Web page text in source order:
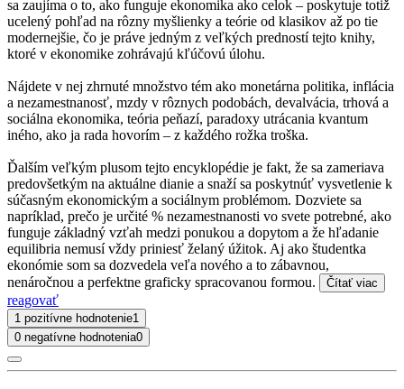
sa zaujíma o to, ako funguje ekonomika ako celok – poskytuje totiž
ucelený pohľad na rôzny myšlienky a teórie od klasikov až po tie
modernejšie, čo je práve jedným z veľkých predností tejto knihy,
ktoré v ekonomike zohrávajú kľúčovú úlohu.
Nájdete v nej zhrnuté množstvo tém ako monetárna politika, inflácia
a nezamestnanosť, mzdy v rôznych podobách, devalvácia, trhová a
sociálna ekonomika, teória peňazí, paradoxy utrácania kvantum
iného, ako ja rada hovorím – z každého rožka troška.
Ďalším veľkým plusom tejto encyklopédie je fakt, že sa zameriava
predovšetkým na aktuálne dianie a snaží sa poskytnúť vysvetlenie k
súčasným ekonomickým a sociálnym problémom. Dozviete sa
napríklad, prečo je určité % nezamestnanosti vo svete potrebné, ako
funguje základný vzťah medzi ponukou a dopytom a že hľadanie
equilibria nemusí vždy priniesť želaný úžitok. Aj ako študentka
ekonómie som sa dozvedela veľa nového a to zábavnou,
nenáročnou a perfektne graficky spracovanou formou.
Čítať viac
reagovať
1 pozitívne hodnotenie1
0 negatívne hodnotenia0